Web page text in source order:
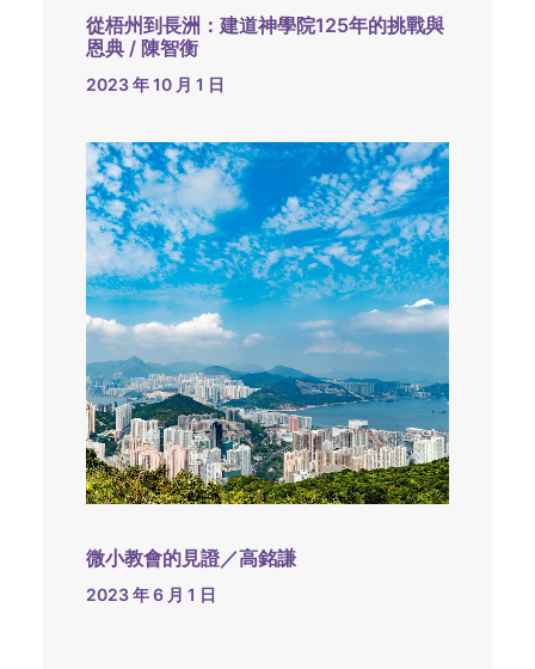
從梧州到長洲：建道神學院125年的挑戰與
恩典 / 陳智衡
2023 年 10 月 1 日
微小教會的見證／高銘謙
2023 年 6 月 1 日